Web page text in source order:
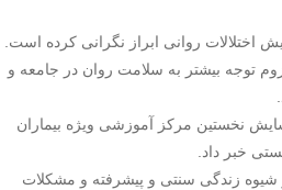
روانی ابراز نگرانی کرده است.
توجه بیشتر به سلامت روان در جامعه و
نخستین مرکز آموزشی ویژه بیماران
شیوه زندگی سنتی و پیشرفته و مشکلات